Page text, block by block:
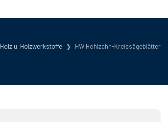
Holz u. Holzwerkstoffe HW Hohlzahn-Kreissägeblätter